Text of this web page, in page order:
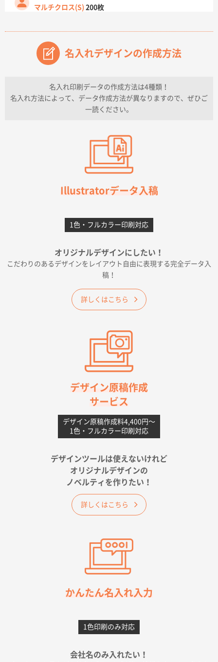
マルチクロス(S) 200枚
原稿データ流用が可能で価格が妥当なこと
兵庫県のお客様
チケットホルダー ダブルポケット
上記のとおりです。
柳さんの対応が素晴らしかった。
フレキソレジ袋 Uバッグ 35号
5000枚
2026年06月28日 15:14
千葉県A社様
2026年06月19日 09:41
価格 大丈夫そうな会社に見えた
大阪府のお客様
A4フルカラークリアファイル1000枚
【ポリ】特別ご注文ページ1000枚
2026年06月08日 17:38
対応の速さ、丁寧さ、提案など
不織布フラットバッグ（A4縦サイズ）1000枚
2026年05月25日 15:10
が決め手です
佐賀県A社様
2026年05月23日 16:24
希望の商品（今回発注分）が一番安かったため
ワンポイント箔押し紙袋 M横サイズ(A4対応)
2026年05月21日 12:56
300枚
2026年05月19日 12:05
名入れデザインの作成方法
名入れ印刷データの作成方法は4種類！
名入れ方法によって、データ作成方法が異なりますので、ぜひご
一読ください。
Illustratorデータ入稿
1色・フルカラー印刷対応
オリジナルデザインにしたい！
こだわりのあるデザインをレイアウト自由に表現する完全データ入
稿！
詳しくはこちら
デザイン原稿作成
サービス
デザイン原稿作成料4,400円〜
1色・フルカラー印刷対応
デザインツールは使えないけれど
オリジナルデザインの
ノベルティを作りたい！
詳しくはこちら
かんたん名入れ入力
1色印刷のみ対応
会社名のみ入れたい！